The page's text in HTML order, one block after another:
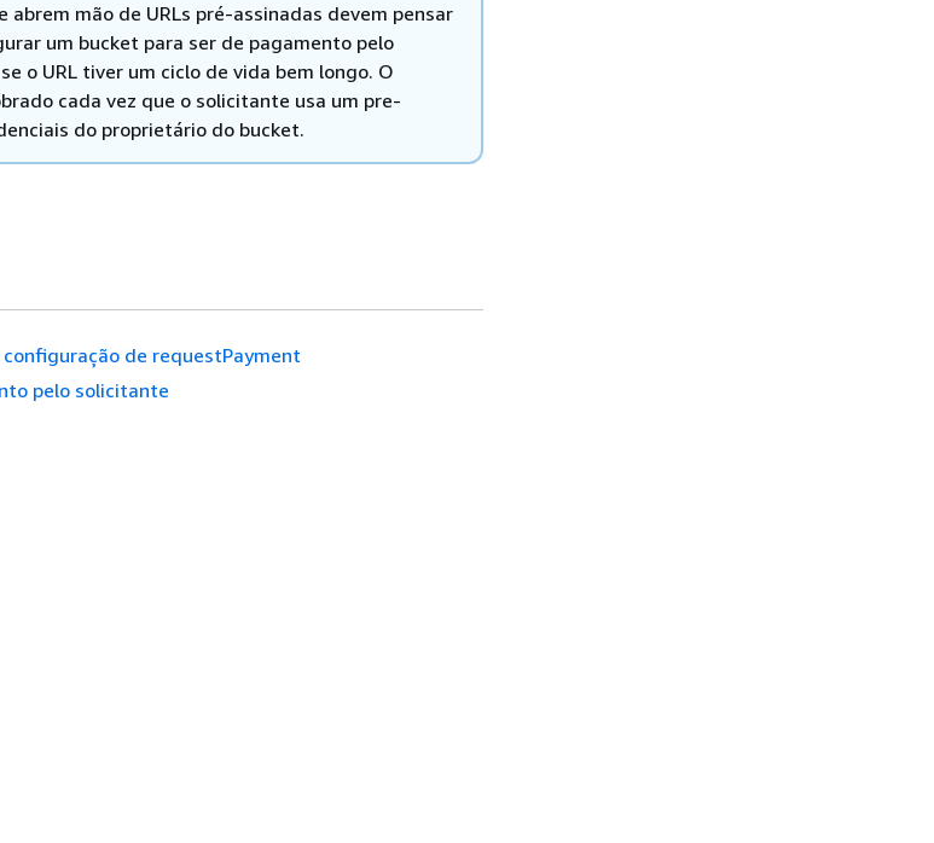
abrem mão de URLs pré-assinadas devem pensar
um bucket para ser de pagamento pelo
o URL tiver um ciclo de vida bem longo. O
cada vez que o solicitante usa um pre-
do proprietário do bucket.
configuração de requestPayment
pelo solicitante